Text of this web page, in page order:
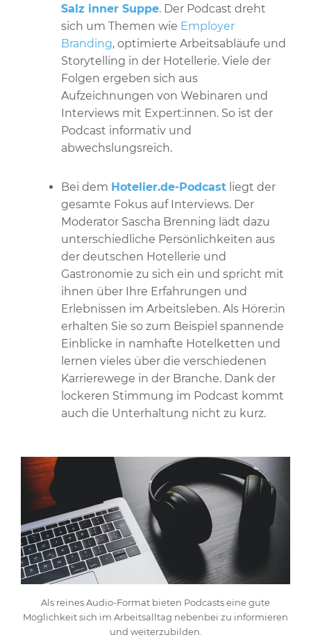
Salz inner Suppe. Der Podcast dreht
sich um Themen wie Employer
Branding, optimierte Arbeitsabläufe und
Storytelling in der Hotellerie. Viele der
Folgen ergeben sich aus
Aufzeichnungen von Webinaren und
Interviews mit Expert:innen. So ist der
Podcast informativ und
abwechslungsreich.
Bei dem Hotelier.de-Podcastliegt der
gesamte Fokus auf Interviews. Der
Moderator Sascha Brenning lädt dazu
unterschiedliche Persönlichkeiten aus
der deutschen Hotellerie und
Gastronomie zu sich ein und spricht mit
ihnen über Ihre Erfahrungen und
Erlebnissen im Arbeitsleben. Als Hörer:in
erhalten Sie so zum Beispiel spannende
Einblicke in namhafte Hotelketten und
lernen vieles über die verschiedenen
Karrierewege in der Branche. Dank der
lockeren Stimmung im Podcast kommt
auch die Unterhaltung nicht zu kurz.
Als reines Audio-Format bieten Podcasts eine gute
Möglichkeit sich im Arbeitsalltag nebenbei zu informieren
und weiterzubilden.